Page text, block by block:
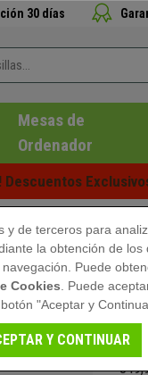
30 días
Mesas de
Ordenador
Descuentos
y de terceros para
la obtención de los
Puede
Cookies . Puede
"Aceptar y
Y CONTINUAR